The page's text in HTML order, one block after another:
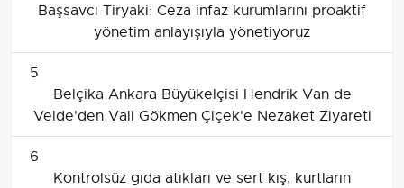
Başsavcı Tiryaki: Ceza infaz kurumlarını proaktif
yönetim anlayışıyla yönetiyoruz
5
Belçika Ankara Büyükelçisi Hendrik Van de
Velde'den Vali Gökmen Çiçek'e Nezaket Ziyareti
6
Kontrolsüz gıda atıkları ve sert kış, kurtların